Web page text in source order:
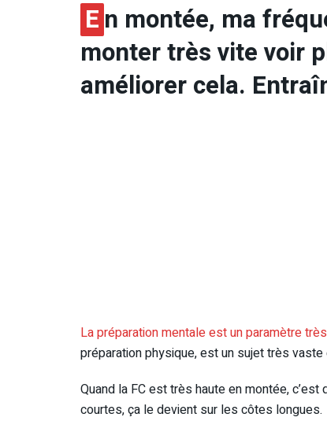
En montée, ma
monter très vite voir
améliorer cela.
La préparation mentale est un paramètre
préparation physique, est un sujet très vaste
Quand la FC est très haute en montée,
courtes, ça le devient sur les côtes longues.